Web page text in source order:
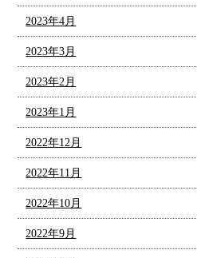
2023年4月
2023年3月
2023年2月
2023年1月
2022年12月
2022年11月
2022年10月
2022年9月